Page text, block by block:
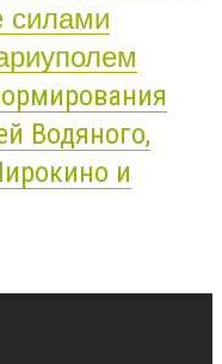
силами
Водяного,
и